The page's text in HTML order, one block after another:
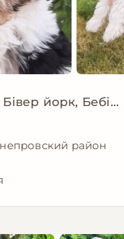
Цуценя Бівер йорк, Бебі фейс, хлопчик міні стандарт
район